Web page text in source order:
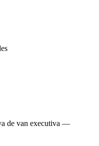
de van executiva —